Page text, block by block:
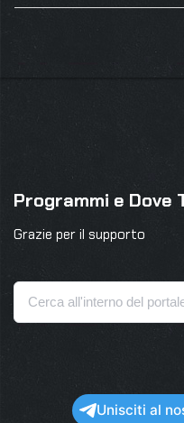
Programmi e Dove
Grazie per il supporto
Unisciti al